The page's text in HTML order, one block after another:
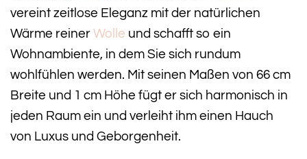
vereint zeitlose Eleganz mit der natürlichen
Wärme reiner Wolle und schafft so ein
Wohnambiente, in dem Sie sich rundum
wohlfühlen werden. Mit seinen Maßen von 66 cm
Breite und 1 cm Höhe fügt er sich harmonisch in
jeden Raum ein und verleiht ihm einen Hauch
von Luxus und Geborgenheit.